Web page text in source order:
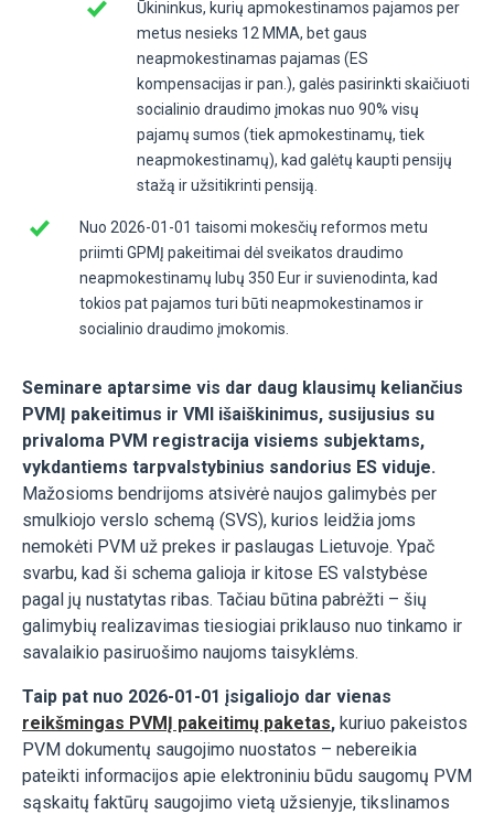
Ūkininkus, kurių apmokestinamos pajamos per
metus nesieks 12 MMA, bet gaus
neapmokestinamas pajamas (ES
kompensacijas ir pan.), galės pasirinkti skaičiuoti
socialinio draudimo įmokas nuo 90% visų
pajamų sumos (tiek apmokestinamų, tiek
neapmokestinamų), kad galėtų kaupti pensijų
stažą ir užsitikrinti pensiją.
Nuo 2026-01-01 taisomi mokesčių reformos metu
priimti GPMĮ pakeitimai dėl sveikatos draudimo
neapmokestinamų lubų 350 Eur ir suvienodinta, kad
tokios pat pajamos turi būti neapmokestinamos ir
socialinio draudimo įmokomis.
Seminare aptarsime vis dar daug klausimų keliančius
PVMĮ pakeitimus ir VMI išaiškinimus, susijusius su
privaloma PVM registracija visiems subjektams,
vykdantiems tarpvalstybinius sandorius ES viduje.
Mažosioms bendrijoms atsivėrė naujos galimybės per
smulkiojo verslo schemą (SVS), kurios leidžia joms
nemokėti PVM už prekes ir paslaugas Lietuvoje. Ypač
svarbu, kad ši schema galioja ir kitose ES valstybėse
pagal jų nustatytas ribas. Tačiau būtina pabrėžti – šių
galimybių realizavimas tiesiogiai priklauso nuo tinkamo ir
savalaikio pasiruošimo naujoms taisyklėms.
Taip pat nuo 2026-01-01 įsigaliojo dar vienas
reikšmingas PVMĮ pakeitimų paketas, kuriuo pakeistos
PVM dokumentų saugojimo nuostatos – nebereikia
pateikti informacijos apie elektroniniu būdu saugomų PVM
sąskaitų faktūrų saugojimo vietą užsienyje, tikslinamos